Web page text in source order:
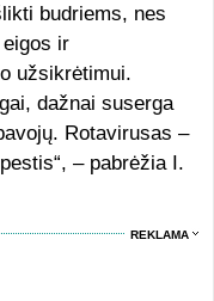
budriems, nes
ir
užsikrėtimui.
dažnai suserga
Rotavirusas –
– pabrėžia I.
REKLAMA